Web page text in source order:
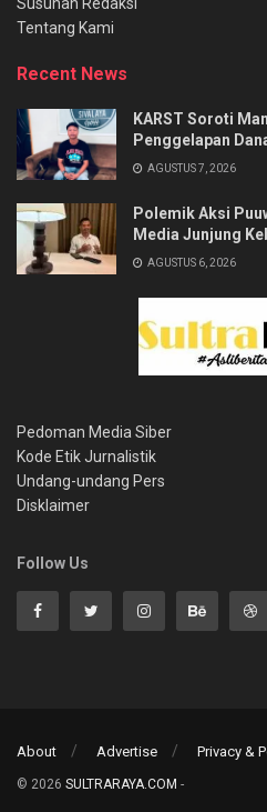
Tentang Kami
Recent News
KARST Soroti
Penggelapan
AGUSTUS 7, 2026
Polemik Aksi
Media Junjung
AGUSTUS 6, 2026
Pedoman Media Siber
Kode Etik Jurnalistik
Undang-undang Pers
Disklaimer
Follow Us
About Advertise Privacy &
© 2026 SULTRARAYA.COM -